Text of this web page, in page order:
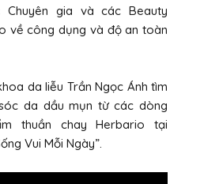
gia và các Beauty
về công dụng và độ an toàn
da liễu Trần Ngọc Ánh tìm
da dầu mụn từ các dòng
thuần chay Herbario tại
Vui Mỗi Ngày”.